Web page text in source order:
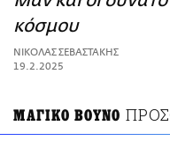
ΑΜΠΑ
PRINT
κόσμου
ΝΙΚΟΛΑΣ ΣΕΒΑΣΤΑΚΗΣ
19.2.2025
ΜΑΓΙΚΟ ΒΟΥΝΟ